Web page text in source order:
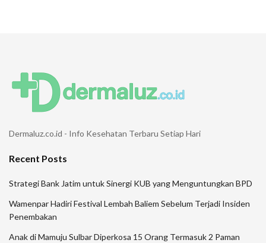
Dermaluz.co.id - Info Kesehatan Terbaru Setiap Hari
Recent Posts
Strategi Bank Jatim untuk Sinergi KUB yang Menguntungkan BPD
Wamenpar Hadiri Festival Lembah Baliem Sebelum Terjadi Insiden
Penembakan
Anak di Mamuju Sulbar Diperkosa 15 Orang Termasuk 2 Paman